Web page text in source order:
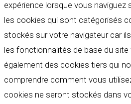
expérience lorsque vous naviguez
les cookies qui sont catégorisés
stockés sur votre navigateur car
les fonctionnalités de base du
également des cookies tiers qui
comprendre comment vous
cookies ne seront stockés dans